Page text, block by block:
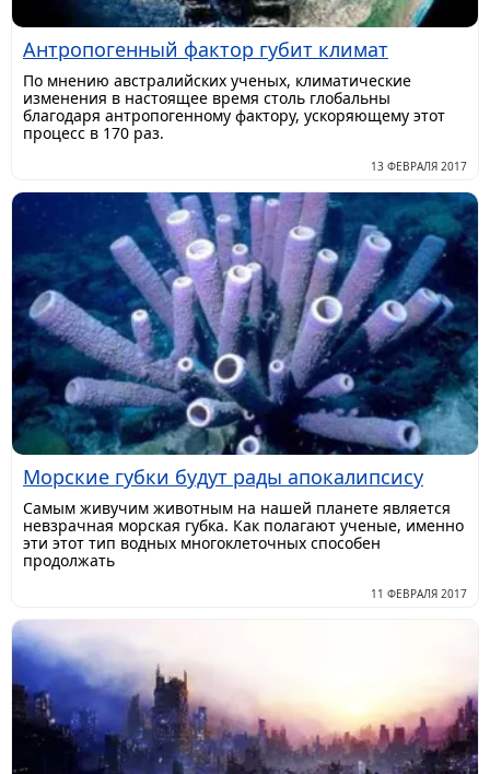
Антропогенный фактор губит климат
По мнению австралийских ученых, климатические
изменения в настоящее время столь глобальны
благодаря антропогенному фактору, ускоряющему этот
процесс в 170 раз.
13 ФЕВРАЛЯ 2017
Морские губки будут рады апокалипсису
Самым живучим животным на нашей планете является
невзрачная морская губка. Как полагают ученые, именно
эти этот тип водных многоклеточных способен
продолжать
11 ФЕВРАЛЯ 2017